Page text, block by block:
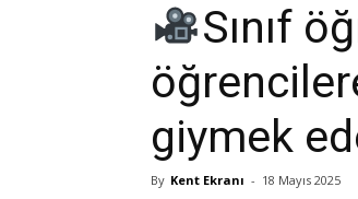
Sınıf
giymek
By Kent Ekranı - 18 Mayıs 2025